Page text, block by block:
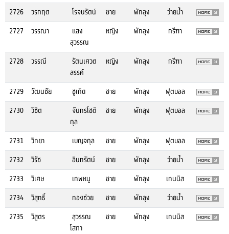
2726
วรกฤต โรจนรัตน์ ชาย พัทลุง
ว่ายน้ำ
2727
วรรณา
แสง
สุวรรณ
หญิง พัทลุง กรีฑา
2728 วรรณี
รัตนเศวต
สรรค์
หญิง พัทลุง กรีฑา
2729 วัฒนชัย ชูเกิด ชาย พัทลุง
ฟุตบอล
2730
วิชิต
จันทรโชติ
กุล
ชาย พัทลุง ฟุตบอล
2731 วิทยา เบญจกุล ชาย พัทลุง
ฟุตบอล
2732
วิรัช อินทรัตน์ ชาย พัทลุง
ว่ายน้ำ
2733
วิเศษ เทพหนู ชาย พัทลุง
เทนนิส
2734
วิสุทธิ์ ทองช่วย ชาย พัทลุง
ว่ายน้ำ
2735
วิสูตร
สุวรรณ
โสภา
ชาย พัทลุง เทนนิส